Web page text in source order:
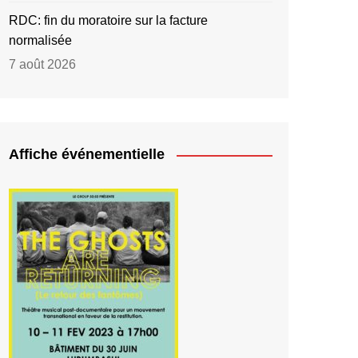
RDC: fin du moratoire sur la facture
normalisée
7 août 2026
Affiche événementielle